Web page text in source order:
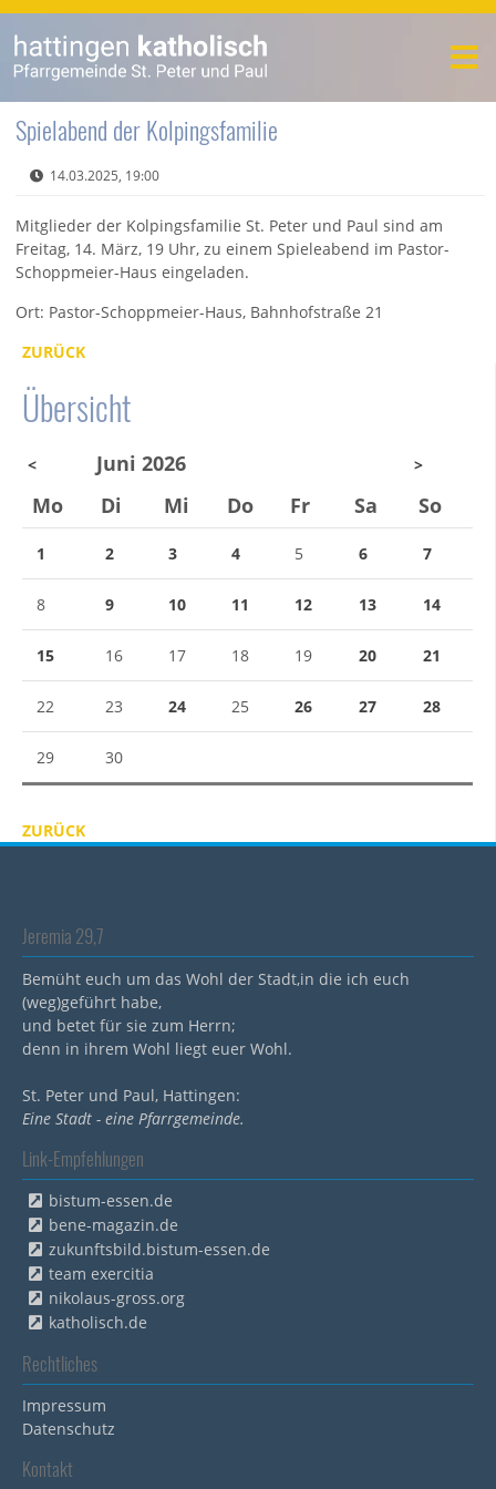
Spielabend der Kolpingsfamilie
14.03.2025, 19:00
Mitglieder der Kolpingsfamilie St. Peter und Paul sind am
Freitag, 14. März, 19 Uhr, zu einem Spieleabend im Pastor-
Schoppmeier-Haus eingeladen.
Ort: Pastor-Schoppmeier-Haus, Bahnhofstraße 21
ZURÜCK
Übersicht
< Juni 2026 >
Mo Di Mi Do Fr Sa So
1 2 3 4 5 6 7
8 9 10 11 12 13 14
15 16 17 18 19 20 21
22 23 24 25 26 27 28
29 30
ZURÜCK
Jeremia 29,7
Bemüht euch um das Wohl der Stadt,in die ich euch
(weg)geführt habe,
und betet für sie zum Herrn;
denn in ihrem Wohl liegt euer Wohl.
St. Peter und Paul, Hattingen:
Eine Stadt - eine Pfarrgemeinde.
Link-Empfehlungen
bistum-essen.de
bene-magazin.de
zukunftsbild.bistum-essen.de
team exercitia
nikolaus-gross.org
katholisch.de
Rechtliches
Impressum
Datenschutz
Kontakt